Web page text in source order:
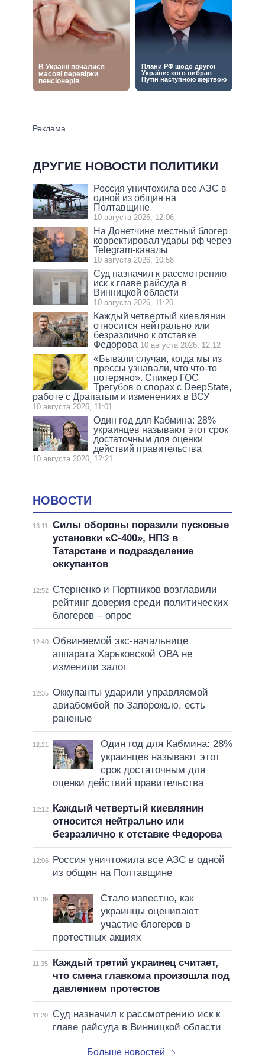
ДРУГИЕ НОВОСТИ ПОЛИТИКИ
Россия уничтожила все АЗС в
одной из общин на
Полтавщине
10 августа 2026, 12:06
На Донетчине местный блогер
корректировал удары рф через
Telegram-каналы
10 августа 2026, 10:58
Суд назначил к рассмотрению
иск к главе райсуда в
Винницкой области
10 августа 2026, 11:20
Каждый четвертый киевлянин
относится нейтрально или
безразлично к отставке
Федорова 10 августа 2026, 12:12
«Бывали случаи, когда мы из
прессы узнавали, что что-то
потеряно». Спикер ГОС
Трегубов о спорах с DeepState,
работе с Драпатым и изменениях в ВСУ
10 августа 2026, 11:01
Один год для Кабмина: 28%
украинцев называют этот срок
достаточным для оценки
действий правительства
10 августа 2026, 12:21
НОВОСТИ
13:11
Силы обороны поразили пусковые
установки «С-400», НПЗ в
Татарстане и подразделение
оккупантов
12:52
Стерненко и Портников возглавили
рейтинг доверия среди политических
блогеров – опрос
12:40 Обвиняемой экс-начальнице
аппарата Харьковской ОВА не
изменили залог
12:35 Оккупанты ударили управляемой
авиабомбой по Запорожью, есть
раненые
12:21
Один год для Кабмина: 28%
украинцев называют этот
срок достаточным для
оценки действий правительства
12:12
Каждый четвертый киевлянин
относится нейтрально или
безразлично к отставке Федорова
12:06
Россия уничтожила все АЗС в одной
из общин на Полтавщине
11:39
Стало известно, как
украинцы оценивают
участие блогеров в
протестных акциях
11:35
Каждый третий украинец считает,
что смена главкома произошла под
давлением протестов
11:20
Суд назначил к рассмотрению иск к
главе райсуда в Винницкой области
Больше новостей